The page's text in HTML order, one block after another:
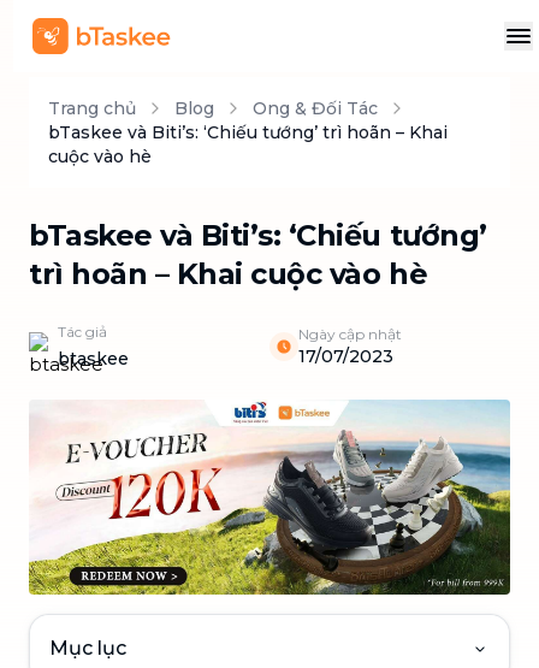
Trang chủ Blog
Ong & Đối Tác
bTaskee và Biti’s: ‘Chiếu tướng’ trì hoãn – Khai
cuộc vào hè
bTaskee và Biti’s: ‘Chiếu tướng’
trì hoãn – Khai cuộc vào hè
Tác giả
btaskee
Ngày cập nhật
17/07/2023
Mục lục